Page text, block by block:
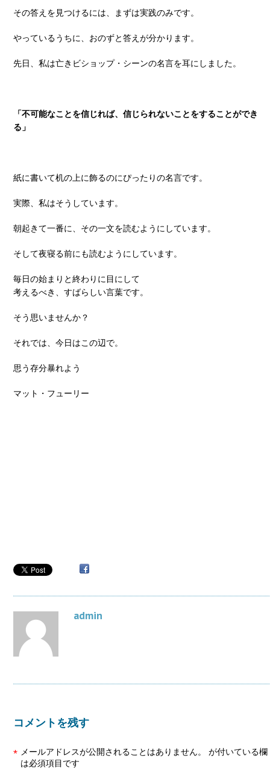
その答えを見つけるには、まずは実践のみです。
やっているうちに、おのずと答えが分かります。
先日、私は亡きビショップ・シーンの名言を耳にしました。
「不可能なことを信じれば、信じられないことをすることができ
る」
紙に書いて机の上に飾るのにぴったりの名言です。
実際、私はそうしています。
朝起きて一番に、その一文を読むようにしています。
そして夜寝る前にも読むようにしています。
毎日の始まりと終わりに目にして
考えるべき、すばらしい言葉です。
そう思いませんか？
それでは、今日はこの辺で。
思う存分暴れよう
マット・フューリー
admin
コメントを残す
メールアドレスが公開されることはありません。
*
が付いている欄
は必須項目です